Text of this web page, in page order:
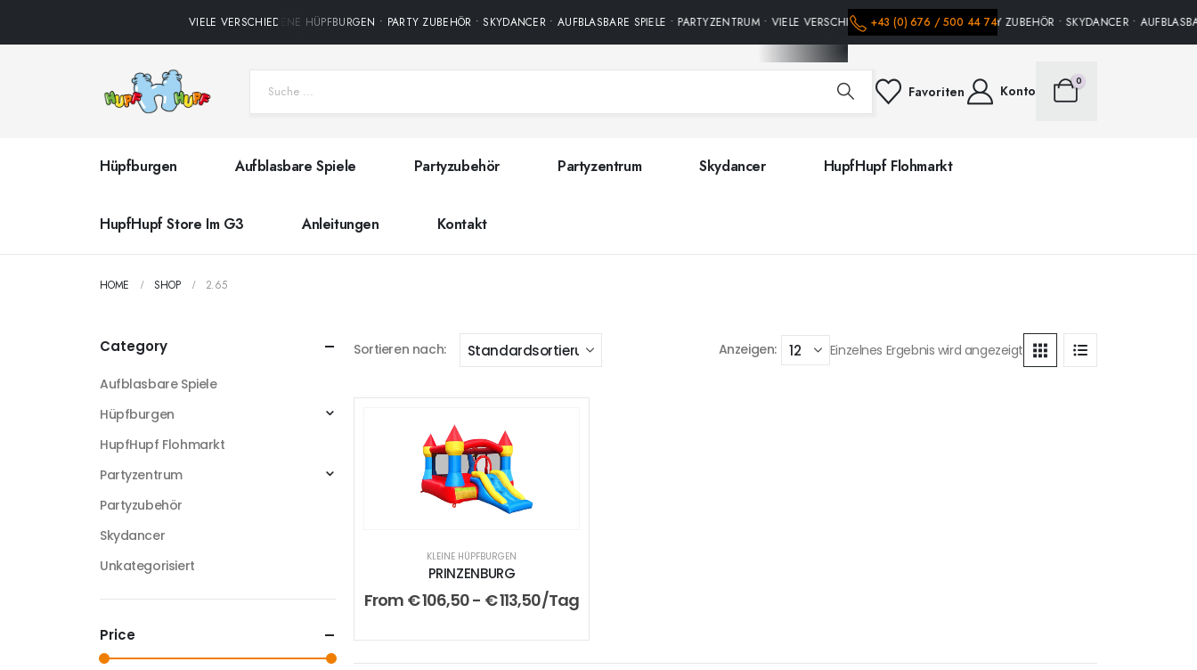
VIELE VERSCHIEDENE HÜPFBURGEN • PARTY ZUBEHÖR • SKYDANCER • AUFBLASBARE SPIELE • PARTYZENTRUM • VIELE VERSCHIEDENE HÜPFBURGEN • PARTY ZUBEHÖR • SKYDANCER •
+43 (0) 676 / 500 44 74
Favoriten Konto
0
Hüpfburgen Aufblasbare Spiele Partyzubehör Partyzentrum Skydancer HupfHupf Flohmarkt
HupfHupf Store Im G3 Anleitungen Kontakt
HOME SHOP 2.65
Sortieren nach: Anzeigen: Einzelnes Ergebnis wird angezeigt
KLEINE HÜPFBURGEN
PRINZENBURG
From €106,50- €113,50/Tag
Category
Aufblasbare Spiele
Hüpfburgen
HupfHupf Flohmarkt
Partyzentrum
Partyzubehör
Skydancer
Unkategorisiert
Price